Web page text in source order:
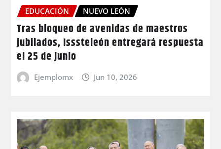
EDUCACIÓN NUEVO LEÓN
Tras bloqueo de avenidas de maestros
jubilados, Isssteleón entregará respuesta
el 25 de junio
Ejemplomx Jun 10, 2026